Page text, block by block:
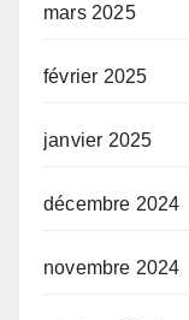
mars 2025
février 2025
janvier 2025
décembre 2024
novembre 2024